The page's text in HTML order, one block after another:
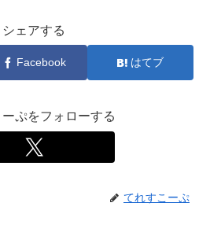
シェアする
Facebook はてブ
ぷをフォローする
てれすこーぷ